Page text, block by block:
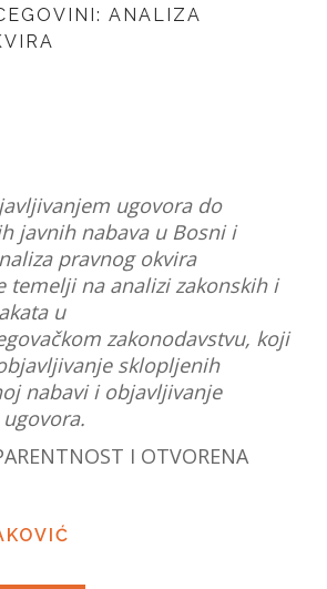
ANALIZA
ugovora do
javnih nabava u Bosni i
pravnog okvira
temelji na analizi zakonskih i
u
zakonodavstvu, koji
sklopljenih
nabavi i objavljivanje
I OTVORENA